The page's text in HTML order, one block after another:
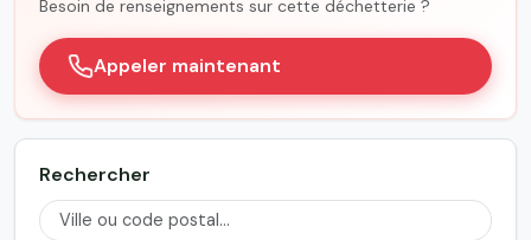
Besoin de renseignements sur cette déchetterie ?
Appeler maintenant
Rechercher